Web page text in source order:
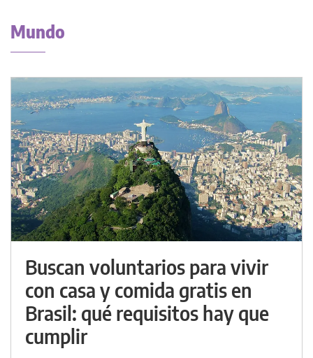
Mundo
Buscan voluntarios para vivir
con casa y comida gratis en
Brasil: qué requisitos hay que
cumplir